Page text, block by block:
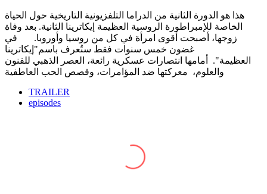
هذا هو الدورة الثانية من الدراما التلفزيونية التاريخية حول الحياة
الخاصة للإمبراطورة الروسية العظيمة إيكاترينا الثانية. بعد وفاة
زوجها، أصبحت أقوى امرأة في كل من روسيا وأوروبا. في
غضون خمس سنوات فقط ستُعرف باسم"إيكاترينا
العظيمة". أمامها انتصارات عسكرية رائعة، العصر الذهبي للفنون
والعلوم، معركتها ضد المؤامرات، وقصص الحب العاطفية
TRAILER
episodes